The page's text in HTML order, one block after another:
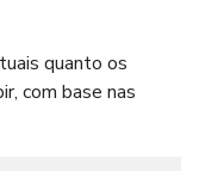
quanto os
com base nas